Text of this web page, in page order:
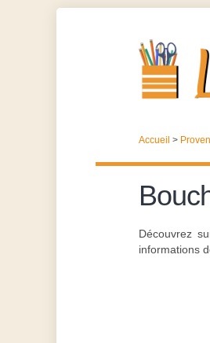
Accueil >
Découvrez
informations